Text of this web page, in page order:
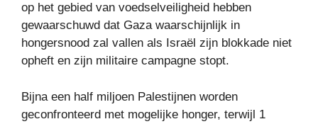
op het gebied van voedselveiligheid hebben
gewaarschuwd dat Gaza waarschijnlijk in
hongersnood zal vallen als Israël zijn blokkade niet
opheft en zijn militaire campagne stopt.
Bijna een half miljoen Palestijnen worden
geconfronteerd met mogelijke honger, terwijl 1